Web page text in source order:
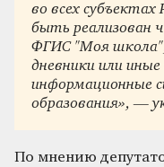
во всех
быть реализован
ФГИС "Моя школа",
дневники или
информационные
образования», —
По мнению